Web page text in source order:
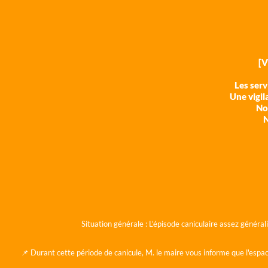
Les
Une
Situation générale : L'épisode caniculaire assez
📌 Durant cette période de canicule, M. le maire vous informe que